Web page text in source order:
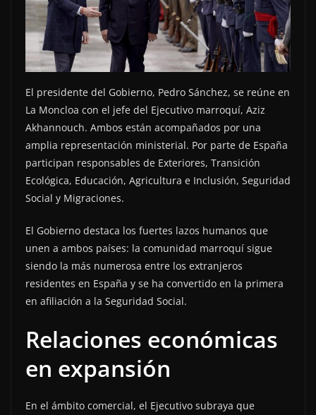
El presidente del Gobierno, Pedro Sánchez, se reúne en
La Moncloa con el jefe del Ejecutivo marroquí, Aziz
Akhannouch. Ambos están acompañados por una
amplia representación ministerial. Por parte de España
participan responsables de Exteriores, Transición
Ecológica, Educación, Agricultura e Inclusión, Seguridad
Social y Migraciones.
El Gobierno destaca los fuertes lazos humanos que
unen a ambos países: la comunidad marroquí sigue
siendo la más numerosa entre los extranjeros
residentes en España y se ha convertido en la primera
en afiliación a la Seguridad Social.
Relaciones económicas
en expansión
En el ámbito comercial, el Ejecutivo subraya que